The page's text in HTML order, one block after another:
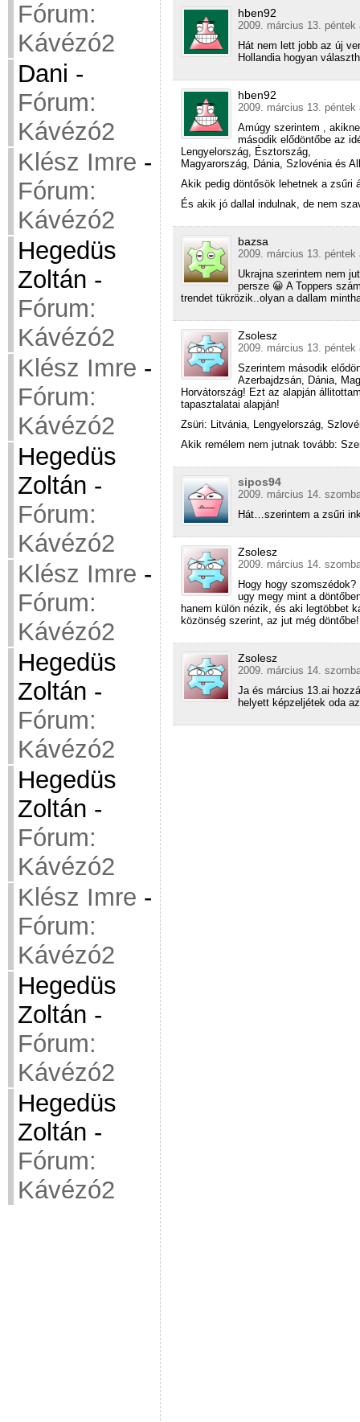
Fórum:
Kávézó2
Dani -
Fórum:
Kávézó2
Klész Imre -
Fórum:
Kávézó2
Hegedüs
Zoltán -
Fórum:
Kávézó2
Klész Imre -
Fórum:
Kávézó2
Hegedüs
Zoltán -
Fórum:
Kávézó2
Klész Imre -
Fórum:
Kávézó2
Hegedüs
Zoltán -
Fórum:
Kávézó2
Hegedüs
Zoltán -
Fórum:
Kávézó2
Klész Imre -
Fórum:
Kávézó2
Hegedüs
Zoltán -
Fórum:
Kávézó2
Hegedüs
Zoltán -
Fórum:
Kávézó2
hben92
2009. március 13. péntek
Hát nem lett jobb az új
Hollandia hogyan
hben92
2009. március 13. péntek
Amúgy szerintem ,
második elődöntőbe az
Lengyelország, Észtország,
Magyarország, Dánia, Szlovénia és
Akik pedig döntősök lehetnek a zsűri
És akik jó dallal indulnak, de nem
bazsa
2009. március 13. péntek
Ukrajna szerintem nem
persze 😀 A Toppers
trendet tükrözik..olyan a dallam
Zsolesz
2009. március 13. péntek
Szerintem második
Azerbajdzsán, Dánia,
Horvátország! Ezt az alapján
tapasztalatai alapján!
Zsüri: Litvánia, Lengyelország,
Akik remélem nem jutnak tovább:
sipos94
2009. március 14.
Hát…szerintem a zsűri
Zsolesz
2009. március 14.
Hogy hogy
ugy megy mint a
hanem külön nézik, és aki legtöbbet
közönség szerint, az jut még
Zsolesz
2009. március 14.
Ja és március 13.ai
helyett képzeljétek oda